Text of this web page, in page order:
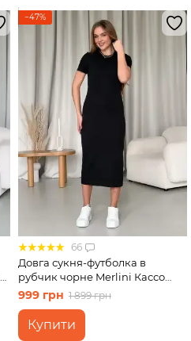
−47%
66
Довга сукня-футболка в
рубчик чорне Merlini Кассо
700000121 розмір 42-44 (S-M)
999 грн 1 899 грн
Купити